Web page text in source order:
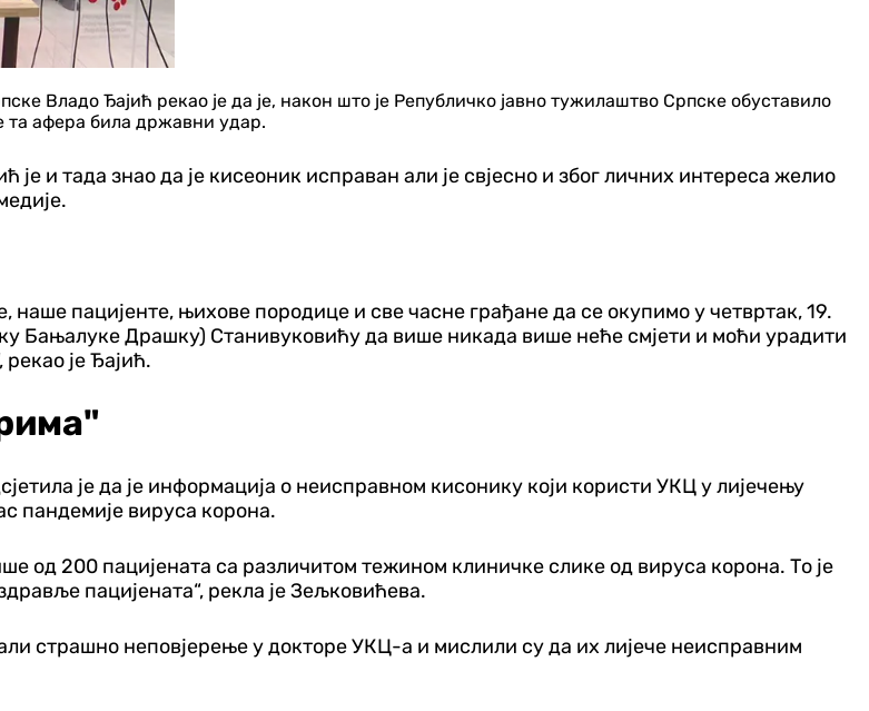
Владо Ђајић рекао је да је, након што је Републичко јавно тужилаштво Српске обуставило
та афера била државни удар.
и тада знао да је кисеоник исправан али је свјесно и због личних интереса желио
пацијенте, њихове породице и све часне грађане да се окупимо у четвртак, 19.
Бањалуке Драшку) Станивуковићу да више никада више неће смјети и моћи урадити
је Ђајић.
је да је информација о неисправном кисонику који користи УКЦ у лијечењу
пандемије вируса корона.
од 200 пацијената са различитом тежином клиничке слике од вируса корона. То је
пацијената“, рекла је Зељковићева.
страшно неповјерење у докторе УКЦ-а и мислили су да их лијече неисправним